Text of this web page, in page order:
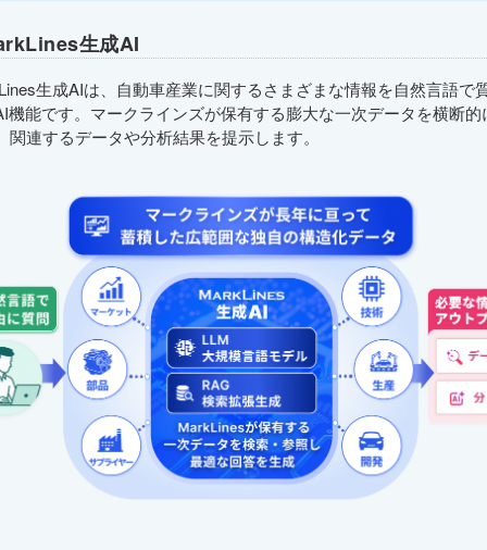
生成AI
生成AIは、自動車産業に関するさまざまな情報を自然言語で
機能です。マークラインズが保有する膨大な一次データを横断的
関連するデータや分析結果を提示します。